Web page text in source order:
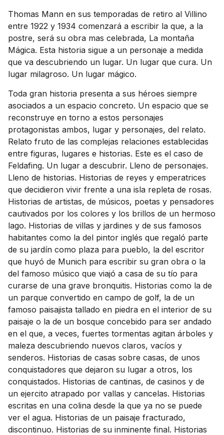
Thomas Mann en sus temporadas de retiro al Villino
entre 1922 y 1934 comenzará a escribir la que, a la
postre, será su obra mas celebrada, La montaña
Mágica. Esta historia sigue a un personaje a medida
que va descubriendo un lugar. Un lugar que cura. Un
lugar milagroso. Un lugar mágico.
Toda gran historia presenta a sus héroes siempre
asociados a un espacio concreto. Un espacio que se
reconstruye en torno a estos personajes
protagonistas ambos, lugar y personajes, del relato.
Relato fruto de las complejas relaciones establecidas
entre figuras, lugares e historias. Este es el caso de
Feldafing. Un lugar a descubrir. Lleno de personajes.
Lleno de historias. Historias de reyes y emperatrices
que decidieron vivir frente a una isla repleta de rosas.
Historias de artistas, de músicos, poetas y pensadores
cautivados por los colores y los brillos de un hermoso
lago. Historias de villas y jardines y de sus famosos
habitantes como la del pintor inglés que regaló parte
de su jardín como plaza para pueblo, la del escritor
que huyó de Munich para escribir su gran obra o la
del famoso músico que viajó a casa de su tío para
curarse de una grave bronquitis. Historias como la de
un parque convertido en campo de golf, la de un
famoso paisajista tallado en piedra en el interior de su
paisaje o la de un bosque concebido para ser andado
en el que, a veces, fuertes tormentas agitan árboles y
maleza descubriendo nuevos claros, vacíos y
senderos. Historias de casas sobre casas, de unos
conquistadores que dejaron su lugar a otros, los
conquistados. Historias de cantinas, de casinos y de
un ejercito atrapado por vallas y cancelas. Historias
escritas en una colina desde la que ya no se puede
ver el agua. Historias de un paisaje fracturado,
discontinuo. Historias de su inminente final. Historias